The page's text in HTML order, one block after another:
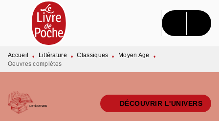
MENU RECHERCHE CONTENU
PIED DE PAGE
Accueil • Littérature • Classiques • Moyen Age
•
Oeuvres complètes
DÉCOUVRIR L'UNIVERS